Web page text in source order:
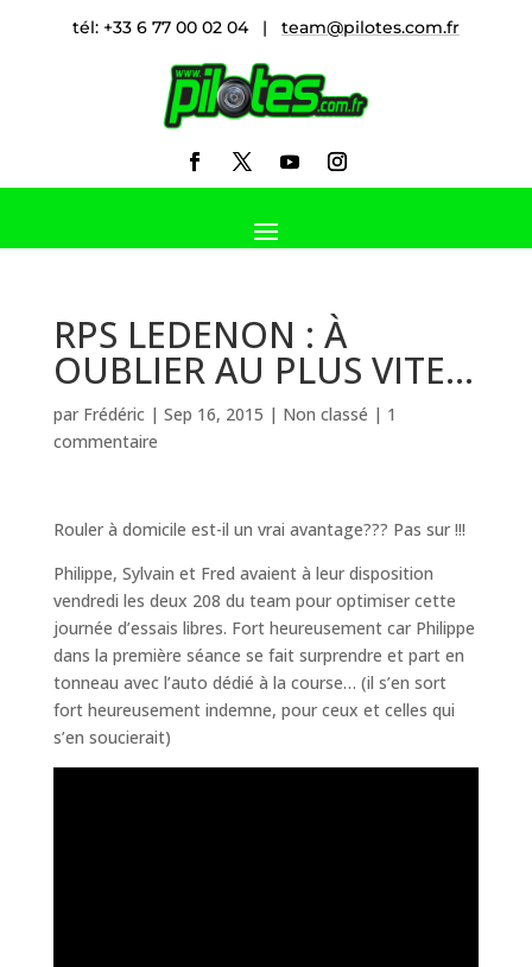
tél: +33 6 77 00 02 04 | team@pilotes.com.fr
RPS LEDENON : À
OUBLIER AU PLUS VITE…
par Frédéric| Sep 16, 2015 | Non classé | 1
commentaire
Rouler à domicile est-il un vrai avantage??? Pas sur !!!
Philippe, Sylvain et Fred avaient à leur disposition
vendredi les deux 208 du team pour optimiser cette
journée d’essais libres. Fort heureusement car Philippe
dans la première séance se fait surprendre et part en
tonneau avec l’auto dédié à la course… (il s’en sort
fort heureusement indemne, pour ceux et celles qui
s’en soucierait)